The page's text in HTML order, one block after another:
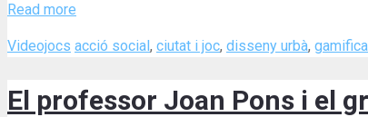
Read more
Categories
Videojocs Tags
acció social, ciutat i joc, disseny urbà,
El professor Joan Pons i el